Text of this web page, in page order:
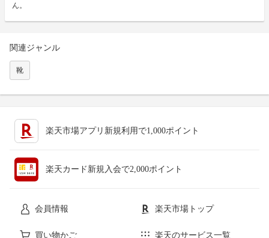
ん。
関連ジャンル
靴
楽天市場アプリ新規利用で1,000ポイント
楽天カード新規入会で2,000ポイント
会員情報 楽天市場トップ
買い物かご 楽天のサービス一覧